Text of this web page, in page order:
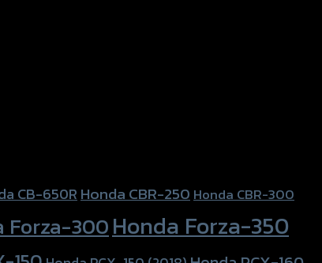
CB-650RHonda CBR-250Honda CBR-300
Forza-300Honda Forza-350